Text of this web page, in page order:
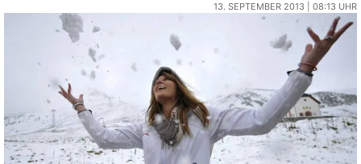
13. SEPTEMBER 2013 | 08:13 UHR